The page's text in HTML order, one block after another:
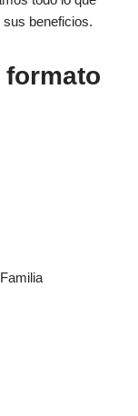
beneficios.